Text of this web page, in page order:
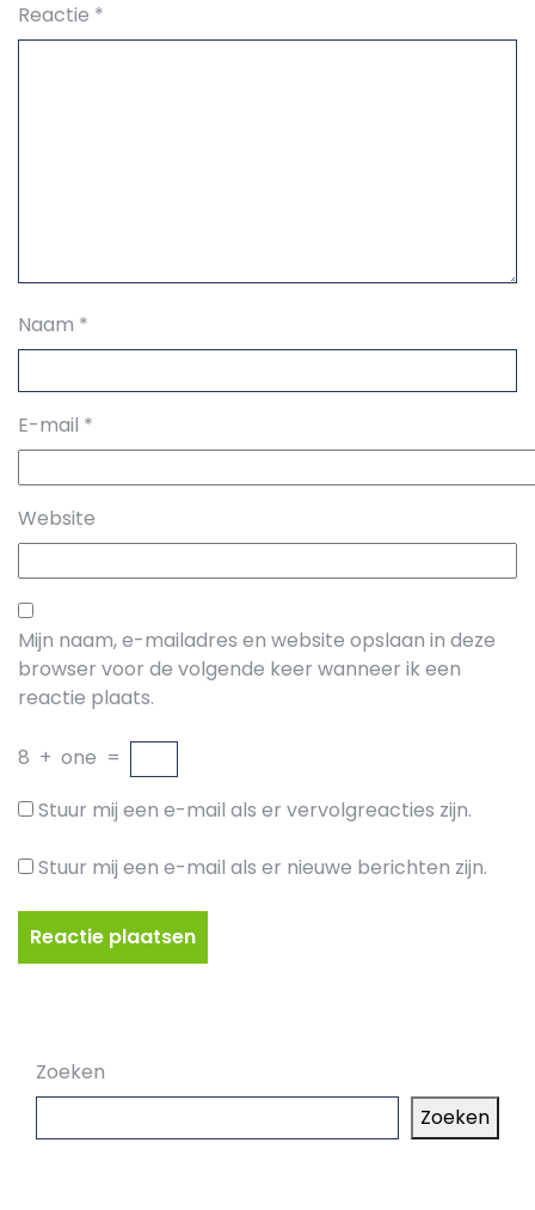
Reactie *
Naam *
E-mail *
Website
Mijn naam, e-mailadres en website opslaan in deze
browser voor de volgende keer wanneer ik een
reactie plaats.
8 + one =
Stuur mij een e-mail als er vervolgreacties zijn.
Stuur mij een e-mail als er nieuwe berichten zijn.
Zoeken
Zoeken